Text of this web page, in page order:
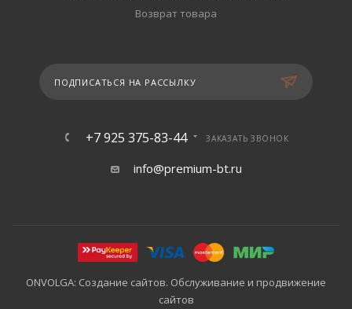
Возврат товара
ПОДПИСАТЬСЯ НА РАССЫЛКУ
+7 925 375-83-44 ЗАКАЗАТЬ ЗВОНОК
info@premium-bt.ru
ONVOLGA: Создание сайтов. Обслуживание и продвижение
сайтов